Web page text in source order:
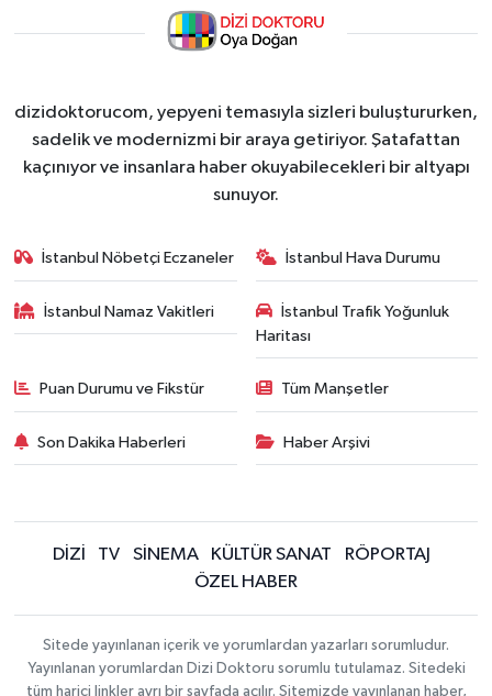
dizidoktorucom, yepyeni temasıyla sizleri buluştururken,
sadelik ve modernizmi bir araya getiriyor. Şatafattan
kaçınıyor ve insanlara haber okuyabilecekleri bir altyapı
sunuyor.
İstanbul Nöbetçi Eczaneler İstanbul Hava Durumu
İstanbul Namaz Vakitleri
İstanbul Trafik Yoğunluk
Haritası
Puan Durumu ve Fikstür Tüm Manşetler
Son Dakika Haberleri Haber Arşivi
DİZİ TV SİNEMA KÜLTÜR SANAT
RÖPORTAJ
ÖZEL HABER
Sitede yayınlanan içerik ve yorumlardan yazarları sorumludur.
Yayınlanan yorumlardan Dizi Doktoru sorumlu tutulamaz. Sitedeki
tüm harici linkler ayrı bir sayfada açılır. Sitemizde yayınlanan haber,